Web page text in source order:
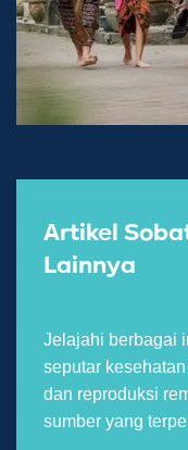
Artikel
Lainnya
Jelajahi berbagai
seputar kesehatan
dan reproduksi
sumber yang